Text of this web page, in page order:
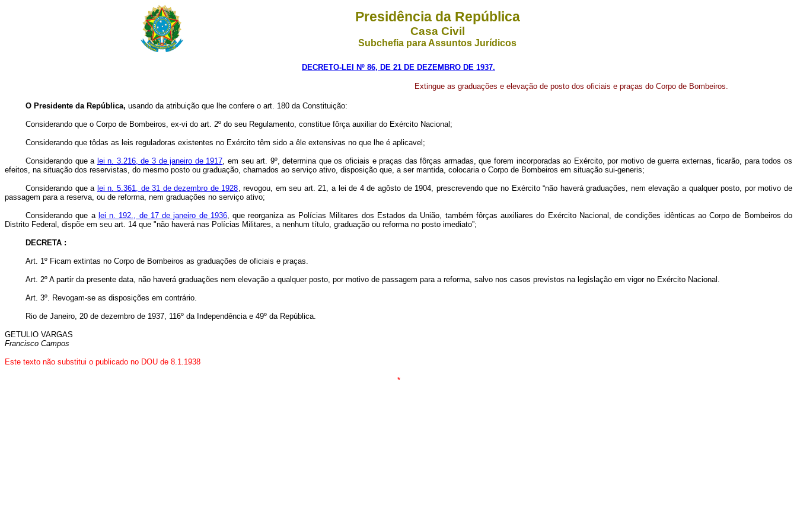
Presidência da República
Casa Civil
Subchefia para Assuntos Jurídicos
DECRETO-LEI Nº 86, DE 21 DE DEZEMBRO DE 1937.
Extingue as graduações e elevação de posto dos oficiais e praças do Corpo de Bombeiros.
O Presidente da República, usando da atribuição que lhe confere o art. 180 da Constituição:
Considerando que o Corpo de Bombeiros, ex-vi do art. 2º do seu Regulamento, constitue fôrça auxiliar do Exército Nacional;
Considerando que tôdas as leis reguladoras existentes no Exército têm sido a êle extensivas no que lhe é aplicavel;
Considerando que a lei n. 3.216, de 3 de janeiro de 1917, em seu art. 9º, determina que os oficiais e praças das fôrças armadas, que forem incorporadas ao Exército, por motivo de guerra externas, ficarão, para todos os
efeitos, na situação dos reservistas, do mesmo posto ou graduação, chamados ao serviço ativo, disposição que, a ser mantida, colocaria o Corpo de Bombeiros em situação sui-generis;
Considerando que a lei n. 5.361, de 31 de dezembro de 1928, revogou, em seu art. 21, a lei de 4 de agôsto de 1904, prescrevendo que no Exército “não haverá graduações, nem elevação a qualquer posto, por motivo de
passagem para a reserva, ou de reforma, nem graduações no serviço ativo;
Considerando que a lei n. 192., de 17 de janeiro de 1936, que reorganiza as Polícias Militares dos Estados da União, também fôrças auxiliares do Exército Nacional, de condições idênticas ao Corpo de Bombeiros do
Distrito Federal, dispõe em seu art. 14 que "não haverá nas Polícias Militares, a nenhum título, graduação ou reforma no posto imediato”;
DECRETA :
Art. 1º Ficam extintas no Corpo de Bombeiros as graduações de oficiais e praças.
Art. 2º A partir da presente data, não haverá graduações nem elevação a qualquer posto, por motivo de passagem para a reforma, salvo nos casos previstos na legislação em vigor no Exército Nacional.
Art. 3º. Revogam-se as disposições em contrário.
Rio de Janeiro, 20 de dezembro de 1937, 116º da Independência e 49º da República.
GETULIO VARGAS
Francisco Campos
Este texto não substitui o publicado no DOU de 8.1.1938
*